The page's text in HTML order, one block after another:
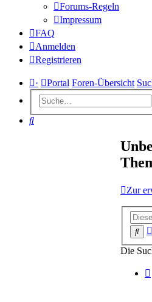
Forums-Regeln
Impressum
FAQ
Anmelden
Registrieren
· Portal Foren-Übersicht
Suche
Zur
Die